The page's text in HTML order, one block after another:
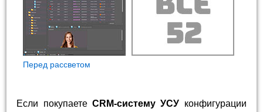
Перед рассветом
Если покупаете CRM-систему УСУ конфигурации